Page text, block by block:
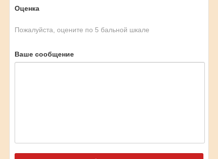
Оценка
Пожалуйста, оцените по 5 бальной шкале
Ваше сообщение